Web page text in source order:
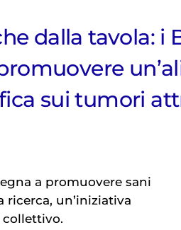
dalla tavola: i
sui tumori
a promuovere sani
un’iniziativa
collettivo.